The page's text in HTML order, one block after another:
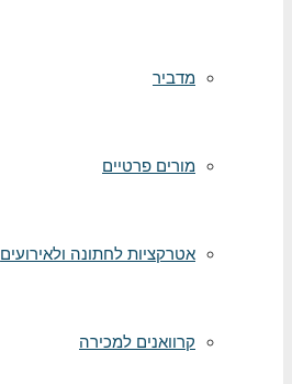
מדביר
מורים פרטיים
אטרקציות לחתונה ולאירועים
קרוואנים למכירה